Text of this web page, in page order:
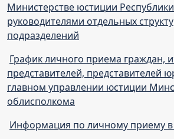
Министерстве юстиции
руководителями отдельных
подразделений
График личного приема граждан,
представителей, представителей
главном управлении юстиции
облисполкома
Информация по личному приему в